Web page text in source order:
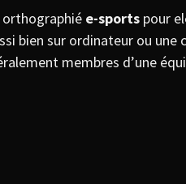
orthographié e-sports pour
bien sur ordinateur ou
membres d’une